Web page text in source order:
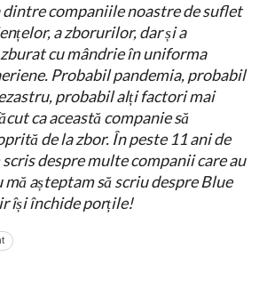
dintre companiile noastre de suflet
a zborurilor, dar și a
cu mândrie în uniforma
Probabil pandemia, probabil
probabil alți factori mai
ca această companie să
de la zbor. În peste 11 ani de
despre multe companii care au
așteptam să scriu despre Blue
își închide porțile!